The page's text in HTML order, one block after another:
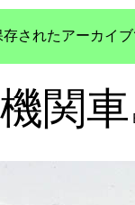
存されたアーカイ
関車